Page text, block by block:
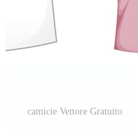
camicie Vettore Gratuito